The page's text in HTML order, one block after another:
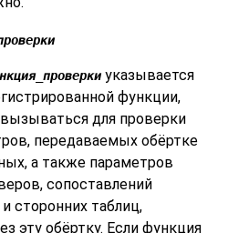
указывается
функции,
для проверки
передаваемых обёртке
а также параметров
сопоставлений
сторонних таблиц,
эту обёртку. Если функция